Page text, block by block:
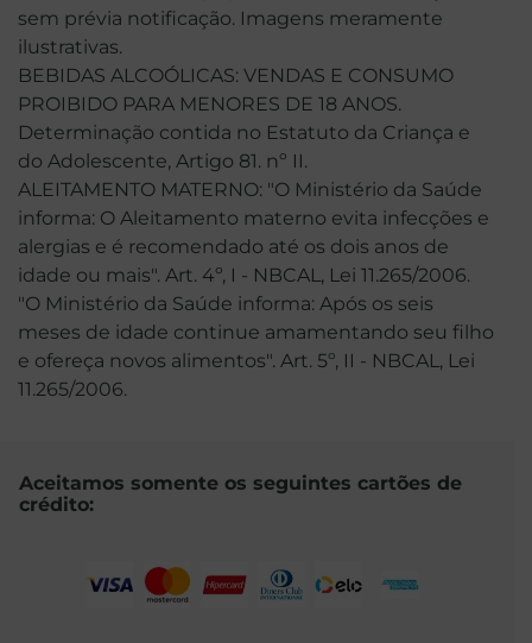
sem prévia notificação. Imagens meramente
ilustrativas.
BEBIDAS ALCOÓLICAS: VENDAS E CONSUMO
PROIBIDO PARA MENORES DE 18 ANOS.
Determinação contida no Estatuto da Criança e
do Adolescente, Artigo 81. nº II.
ALEITAMENTO MATERNO: "O Ministério da Saúde
informa: O Aleitamento materno evita infecções e
alergias e é recomendado até os dois anos de
idade ou mais". Art. 4º, I - NBCAL, Lei 11.265/2006.
"O Ministério da Saúde informa: Após os seis
meses de idade continue amamentando seu filho
e ofereça novos alimentos". Art. 5º, II - NBCAL, Lei
11.265/2006.
Aceitamos somente os seguintes cartões de
crédito: